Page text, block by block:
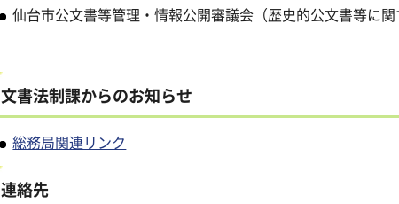
仙台市公文書等管理・情報公開審議会（歴史的公文書等に
文書法制課からのお知らせ
総務局関連リンク
連絡先